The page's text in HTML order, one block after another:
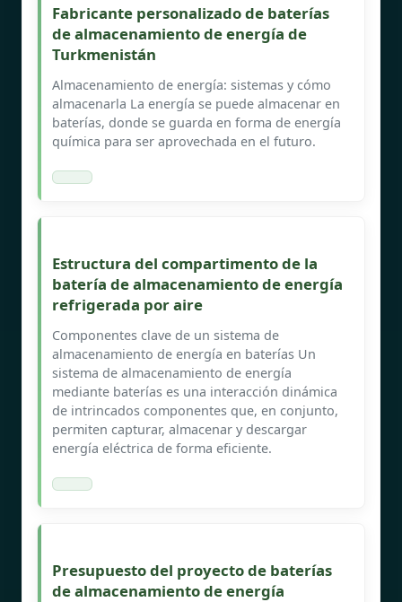
Fabricante personalizado de baterías
de almacenamiento de energía de
Turkmenistán
Almacenamiento de energía: sistemas y cómo
almacenarla La energía se puede almacenar en
baterías, donde se guarda en forma de energía
química para ser aprovechada en el futuro.
Estructura del compartimento de la
batería de almacenamiento de energía
refrigerada por aire
Componentes clave de un sistema de
almacenamiento de energía en baterías Un
sistema de almacenamiento de energía
mediante baterías es una interacción dinámica
de intrincados componentes que, en conjunto,
permiten capturar, almacenar y descargar
energía eléctrica de forma eficiente.
Presupuesto del proyecto de baterías
de almacenamiento de energía